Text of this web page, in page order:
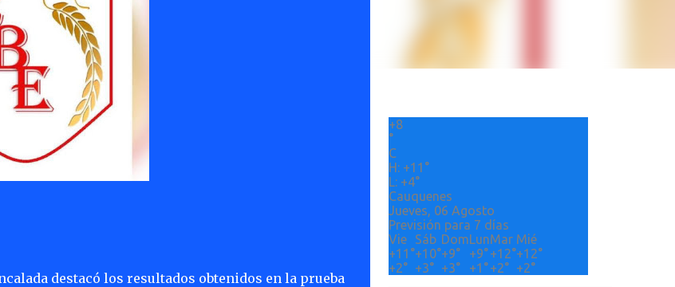
destacó los resultados obtenidos en la prueba
+8
°
C
H: +11°
L: +4°
Cauquenes
Jueves, 06 Agosto
Previsión para 7 días
Vie
Sáb DomLunMar Mié
+11°+10°+9° +9°+12°+12°
+2° +3° +3° +1°+2° +2°